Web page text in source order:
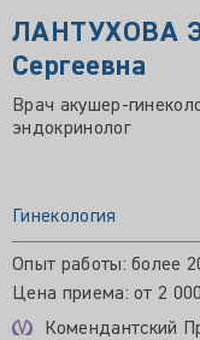
ЛАНТУХОВА
Сергеевна
Врач акушер-
эндокринолог
Гинекология
Опыт работы: более
Цена приема: от 2
Комендантский